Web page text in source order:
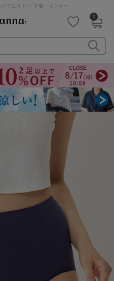
ウエスト)｜下着・インナー
0
ブラ
チューブトップ
ング
キャミソール
ライフスタイル
ギフトラッピング